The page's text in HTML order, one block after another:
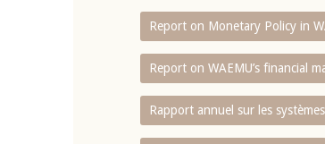
Report on Monetary Policy in
Report on WAEMU’s financial
Rapport annuel sur les